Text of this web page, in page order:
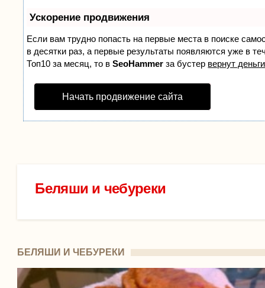
Ускорение продвижения
Если вам трудно попасть на первые места в поиске
в десятки раз, а первые результаты появляются уже в
Топ10 за месяц, то вSeoHammer за бустер вернут
Начать продвижение сайта
Беляши и чебуреки
БЕЛЯШИ И ЧЕБУРЕКИ